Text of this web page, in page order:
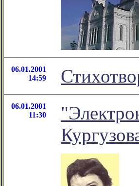
06.01.2001
14:59
06.01.2001
11:30